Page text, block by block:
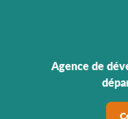
Agence de